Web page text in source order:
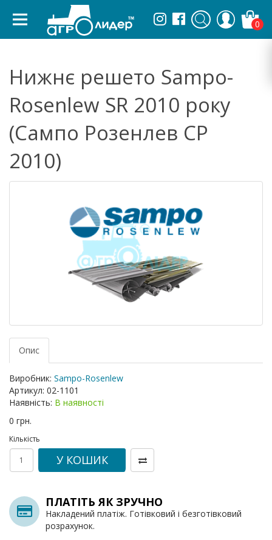
0
Нижнє решето Sampo-
Rosenlew SR 2010 року
(Сампо Розенлев СР
2010)
Опис
Виробник: Sampo-Rosenlew
Артикул: 02-1101
Наявність: В наявності
0 грн.
Кількість
У КОШИК
ПЛАТІТЬ ЯК ЗРУЧНО
Накладений платіж. Готівковий і безготівковий
розрахунок.